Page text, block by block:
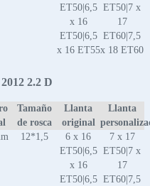
ET50|6,5
x 16
ET50|6,5
x 16 ET55
ET50|7 x
17
ET60|7,5
x 18 ET60
2.2 D
Tamaño
de rosca
Llanta
original
Llanta
12*1,5
6 x 16
ET50|6,5
x 16
ET50|6,5
7 x 17
ET50|7 x
17
ET60|7,5